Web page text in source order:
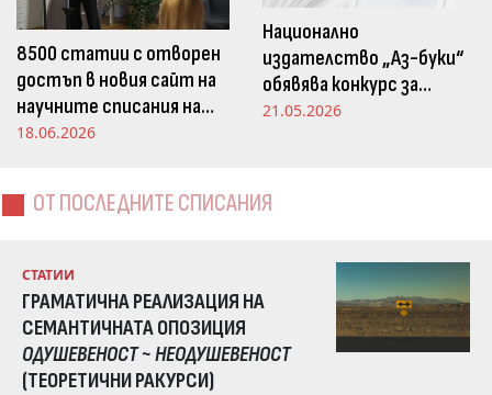
8500 статии с отворен
достъп в новия сайт на
научните списания на
Издателство „Аз-буки“
18.06.2026
Национално
издателство „Аз-буки“
обявява конкурс за
научна статия на тема
образованието“
21.05.2026
ОТ ПОСЛЕДНИТЕ СПИСАНИЯ
СТАТИИ
ГРАМАТИЧНА РЕАЛИЗАЦИЯ НА
СЕМАНТИЧНАТА ОПОЗИЦИЯ
ОДУШЕВЕНОСТ ~ НЕОДУШЕВЕНОСТ
(ТЕОРЕТИЧНИ РАКУРСИ)